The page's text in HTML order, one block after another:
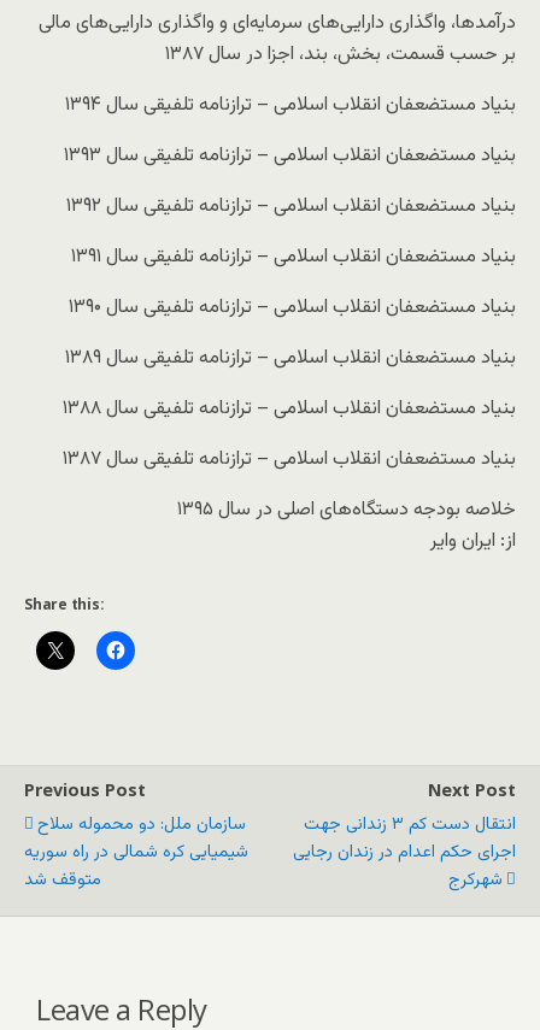
درآمدها، واگذاری دارایی‌های سرمایه‌ای و واگذاری دارایی‌های مالی
بر حسب قسمت، بخش، بند، اجزا در سال ۱۳۸۷
بنیاد مستضعفان انقلاب اسلامی – ترازنامه تلفیقی سال ۱۳۹۴
بنیاد مستضعفان انقلاب اسلامی – ترازنامه تلفیقی سال ۱۳۹۳
بنیاد مستضعفان انقلاب اسلامی – ترازنامه تلفیقی سال ۱۳۹۲
بنیاد مستضعفان انقلاب اسلامی – ترازنامه تلفیقی سال ۱۳۹۱
بنیاد مستضعفان انقلاب اسلامی – ترازنامه تلفیقی سال ۱۳۹۰
بنیاد مستضعفان انقلاب اسلامی – ترازنامه تلفیقی سال ۱۳۸۹
بنیاد مستضعفان انقلاب اسلامی – ترازنامه تلفیقی سال ۱۳۸۸
بنیاد مستضعفان انقلاب اسلامی – ترازنامه تلفیقی سال ۱۳۸۷
خلاصه بودجه دستگاه‌های اصلی در سال ۱۳۹۵
از: ایران وایر
Share this:
Previous Post
سازمان ملل: دو محموله سلاح
شیمیایی کره شمالی در راه سوریه
متوقف شد
Next Post
انتقال دست کم ۳ زندانی جهت
اجرای حکم اعدام در زندان رجایی
شهرکرج
Leave a Reply